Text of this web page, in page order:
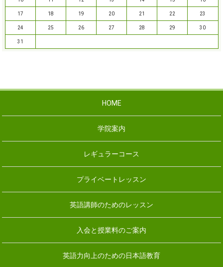
17 18 19 20 21 22 23
24 25 26 27 28 29 30
31
HOME
学院案内
レギュラーコース
プライベートレッスン
英語講師のためのレッスン
入会と授業料のご案内
英語力向上のための日本語教育